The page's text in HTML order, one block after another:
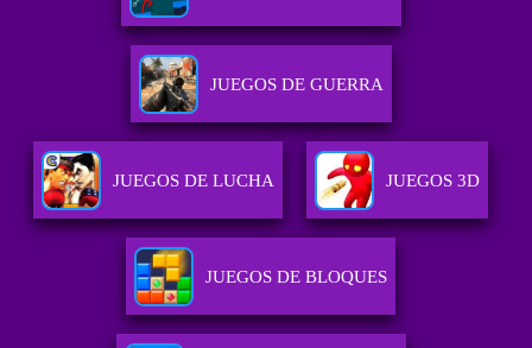
JUEGOS DE GUERRA
JUEGOS DE LUCHA JUEGOS 3D
JUEGOS DE BLOQUES